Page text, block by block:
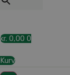
kr. 0,00 0
Kurv